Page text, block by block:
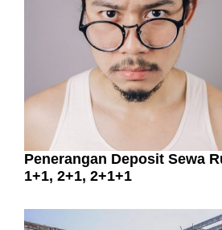
Penerangan Deposit Sewa
1+1, 2+1, 2+1+1